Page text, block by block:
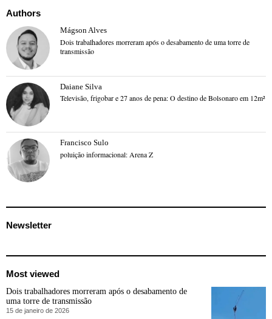
Authors
Mágson Alves
Dois trabalhadores morreram após o desabamento de uma torre de
transmissão
Daiane Silva
Televisão, frigobar e 27 anos de pena: O destino de Bolsonaro em 12m²
Francisco Sulo
poluição informacional: Arena Z
Newsletter
Most viewed
Dois trabalhadores morreram após o desabamento de
uma torre de transmissão
15 de janeiro de 2026